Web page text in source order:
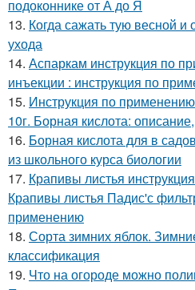
подоконнике от А до Я
13. Когда сажать тую весной
ухода
14. Аспаркам инструкция по
инъекции : инструкция по
15. Инструкция по
10г. Борная кислота:
16. Борная кислота для в
из школьного курса биологии
17. Крапивы листья
Крапивы листья Падис'с
применению
18. Сорта зимних яблок.
классификация
19. Что на огороде можно